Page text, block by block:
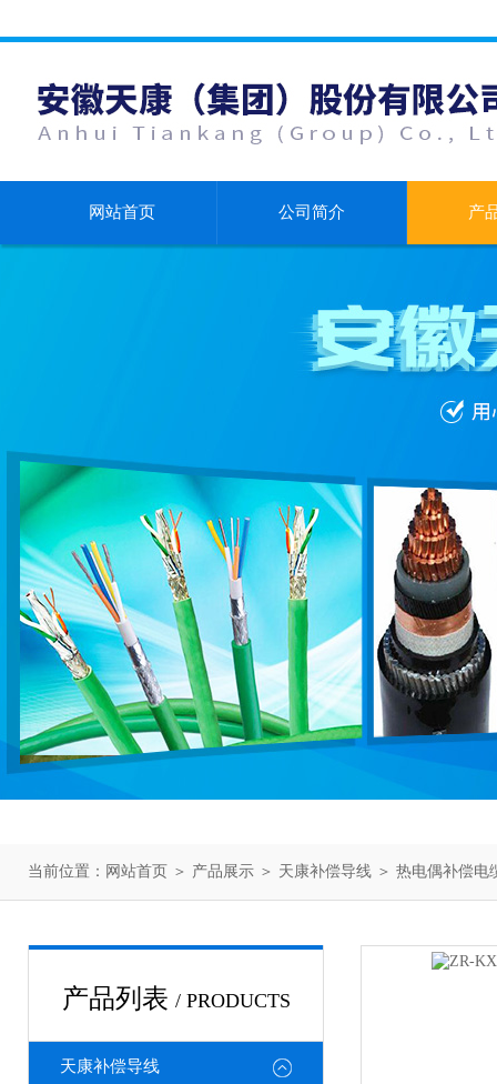
网站首页 公司简介 产
当前位置： 网站首页 ＞ 产品展示 ＞ 天康补偿导线 ＞ 热电偶补偿电
产品列表 / PRODUCTS
天康补偿导线